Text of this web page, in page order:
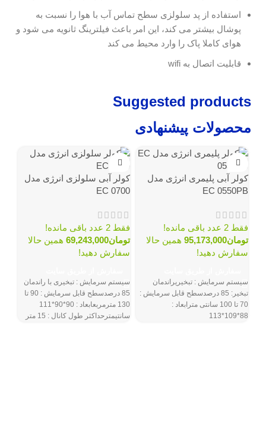
استفاده از پد سلولزی سطح تماس آب با هوا را نسبت به
پوشال بیشتر می کند، این امر باعث فیلترینگ ثانویه می شود و
هوای کاملا پاک را وارد محیط می کند
قابلیت اتصال به wifi
Suggested products
محصولات پیشنهادی
کولر آبی پلیمری انرژی مدل
EC 0550PB
فقط 2 عدد باقی مانده!
تومان95,173,000 همین حالا
سفارش دهید!
سیستم سرمایش : تبخیریراندمان
تبخیر: 85 درصدسطح قابل سرمایش :
70 تا 100 سانتی مترابعاد :
88*109*113
کولر آبی سلولزی انرژی مدل
EC 0700
فقط 2 عدد باقی مانده!
تومان69,243,000 همین حالا
سفارش دهید!
سیستم سرمایش : تبخیری با راندمان
85 درصدسطح قابل سرمایش : 90 تا
130 مترمربعابعاد : 90*90*111
سانتیمترحداکثر طول کانال : 15 متر